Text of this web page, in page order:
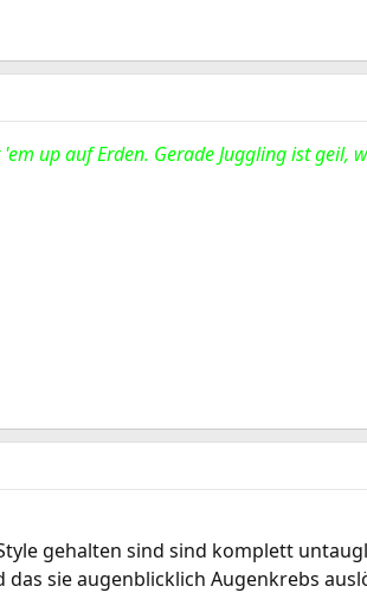
up auf Erden. Gerade Juggling ist
gehalten sind sind komplett
sie augenblicklich Augenkrebs